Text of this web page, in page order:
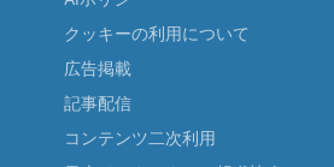
クッキーの利用について
広告掲載
記事配信
コンテンツ二次利用